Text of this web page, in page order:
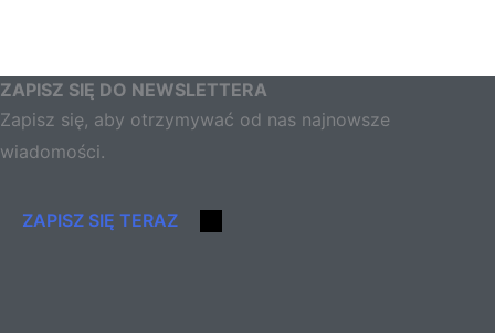
ZAPISZ SIĘ DO NEWSLETTERA
Zapisz się, aby otrzymywać od nas najnowsze
wiadomości.
ZAPISZ SIĘ TERAZ